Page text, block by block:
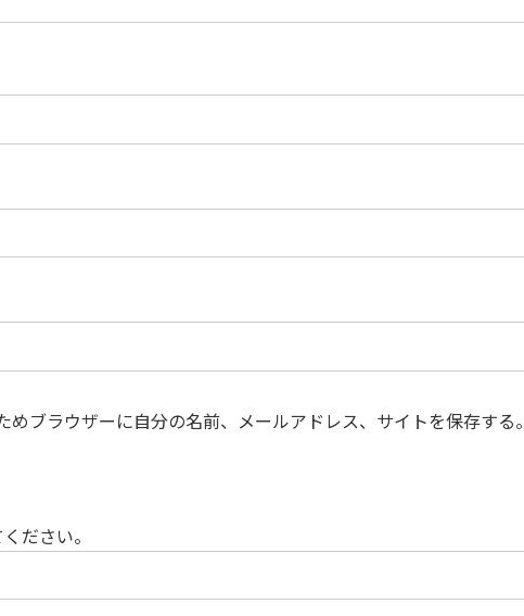
めブラウザーに自分の名前、メールアドレス、サイトを保存する。
ださい。